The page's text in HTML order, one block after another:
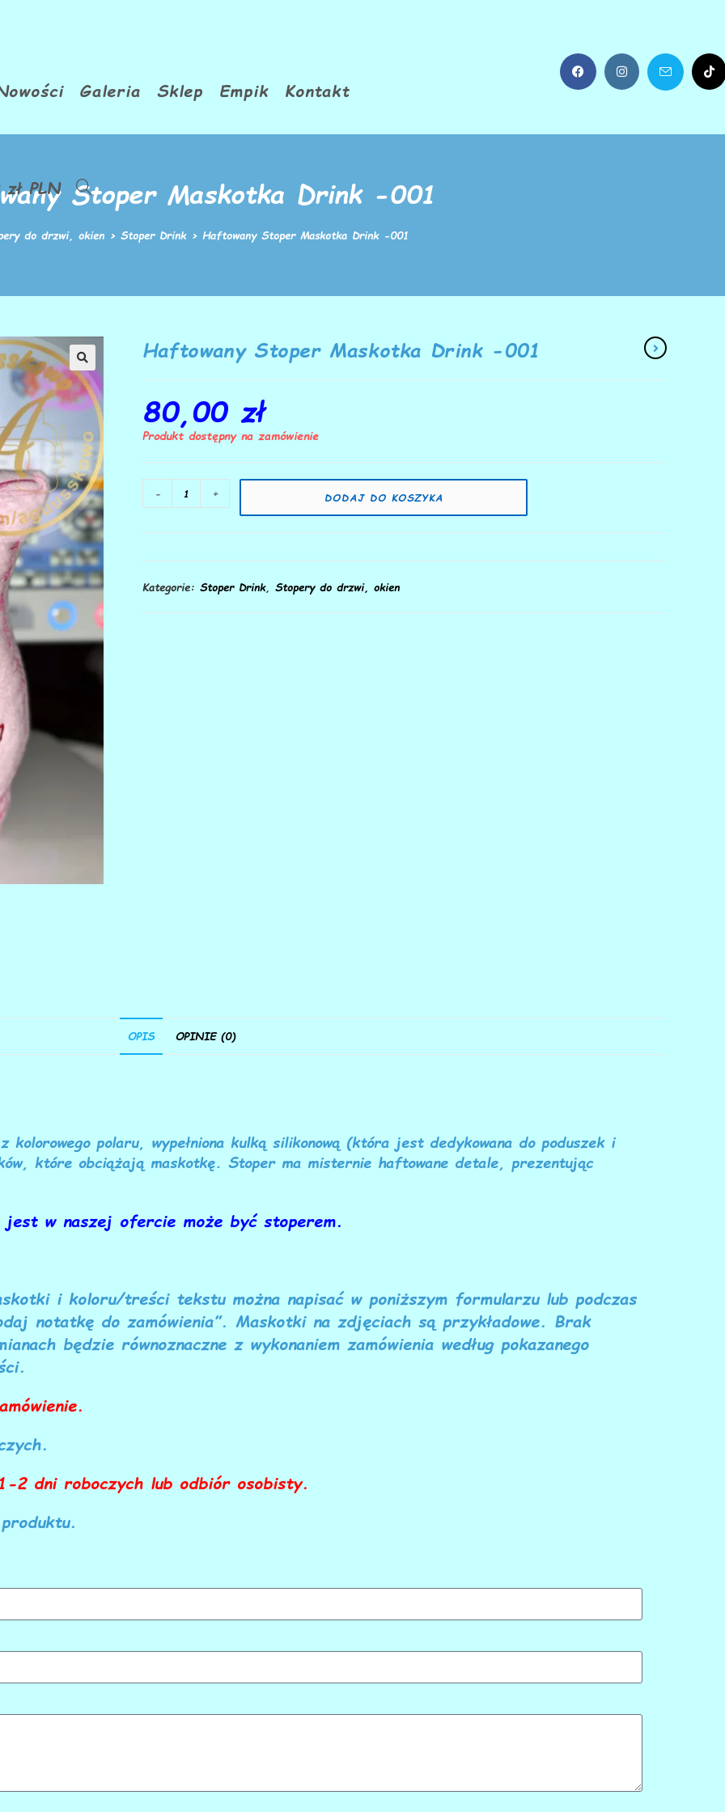
Galeria Sklep Empik Kontakt
złPLN Stoper Maskotka Drink -001
do drzwi, okien > Stoper Drink > Haftowany Stoper Maskotka Drink -001
Haftowany Stoper Maskotka Drink -001
80,00 zł
Produkt dostępny na zamówienie
- + DODAJ DO KOSZYKA
Kategorie: Stoper Drink, Stopery do drzwi, okien
OPIS OPINIE (0)
polaru, wypełniona kulką silikonową (która jest dedykowana do poduszek i
które obciążają maskotkę. Stoper ma misternie haftowane detale, prezentując
w naszej ofercie może być stoperem.
i koloru/treści tekstu można napisać w poniższym formularzu lub podczas
notatkę do zamówienia”. Maskotki na zdjęciach są przykładowe. Brak
będzie równoznaczne z wykonaniem zamówienia według pokazanego
2 dni roboczych lub odbiór osobisty.